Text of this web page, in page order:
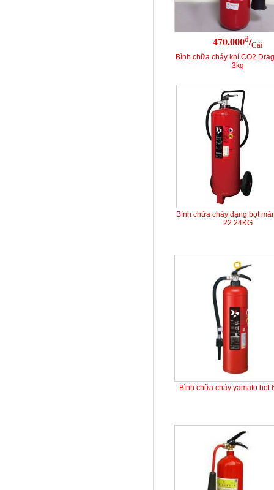
470.000đ/Cái
Bình chữa cháy khí CO2
3kg
Bình chữa cháy dạng bọt
22.24KG
Bình chữa cháy yamato bọt